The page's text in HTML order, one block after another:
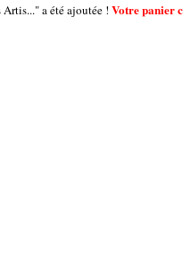
a été ajoutée ! Votre panier